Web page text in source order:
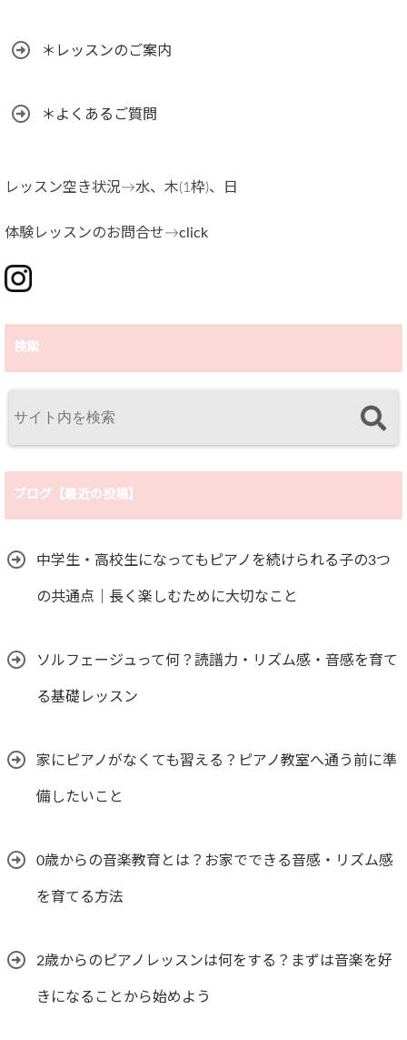
＊レッスンのご案内
＊よくあるご質問
レッスン空き状況→水、木(1枠)、日
体験レッスンのお問合せ→click
検索
ブログ【最近の投稿】
中学生・高校生になってもピアノを続けられる子の3つ
の共通点｜長く楽しむために大切なこと
ソルフェージュって何？読譜力・リズム感・音感を育て
る基礎レッスン
家にピアノがなくても習える？ピアノ教室へ通う前に準
備したいこと
0歳からの音楽教育とは？お家でできる音感・リズム感
を育てる方法
2歳からのピアノレッスンは何をする？まずは音楽を好
きになることから始めよう